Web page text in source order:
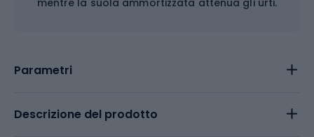
Parametri
Descrizione del prodotto